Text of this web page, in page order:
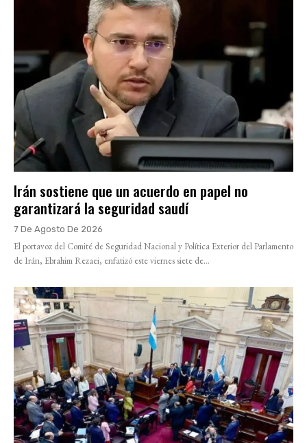
Irán sostiene que un acuerdo en papel no
garantizará la seguridad saudí
7 De Agosto De 2026
El portavoz del Comité de Seguridad Nacional y Política Exterior del Parlamento
de Irán, Ebrahim Rezaei, enfatizó este viernes siete de...